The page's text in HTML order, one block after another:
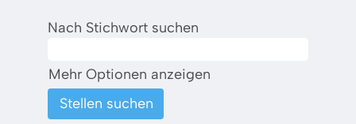
Nach Stichwort suchen
Mehr Optionen anzeigen